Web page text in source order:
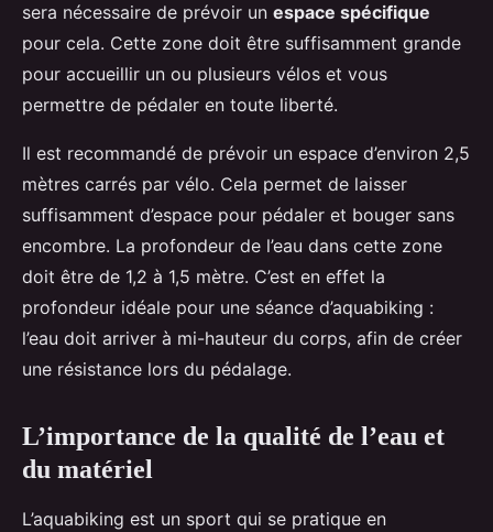
sera nécessaire de prévoir un espace spécifique
pour cela. Cette zone doit être suffisamment grande
pour accueillir un ou plusieurs vélos et vous
permettre de pédaler en toute liberté.
Il est recommandé de prévoir un espace d’environ 2,5
mètres carrés par vélo. Cela permet de laisser
suffisamment d’espace pour pédaler et bouger sans
encombre. La profondeur de l’eau dans cette zone
doit être de 1,2 à 1,5 mètre. C’est en effet la
profondeur idéale pour une séance d’aquabiking :
l’eau doit arriver à mi-hauteur du corps, afin de créer
une résistance lors du pédalage.
L’importance de la qualité de l’eau et
du matériel
L’aquabiking est un sport qui se pratique en